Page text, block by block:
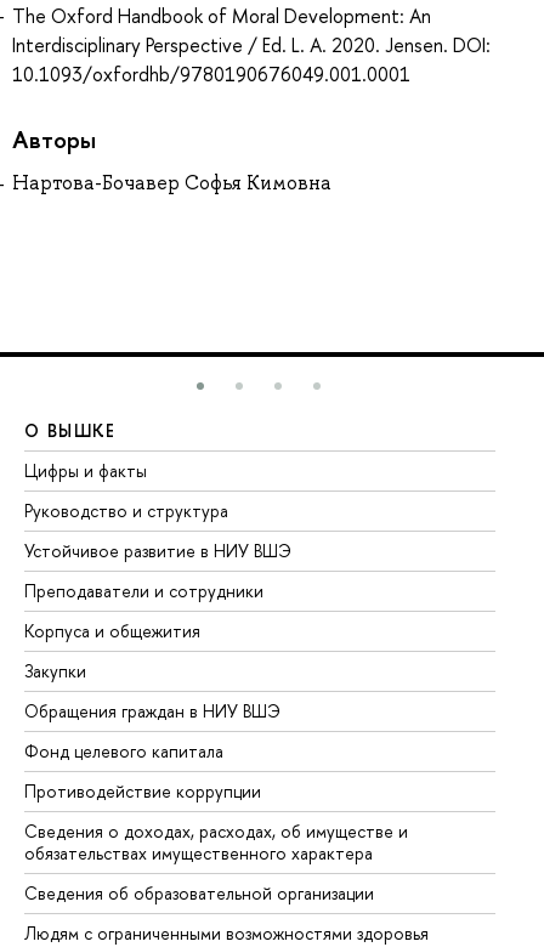
The Oxford Handbook of Moral Development: An
Interdisciplinary Perspective / Ed. L. A. 2020. Jensen. DOI:
10.1093/oxfordhb/9780190676049.001.0001
Авторы
Нартова-Бочавер Софья Кимовна
О ВЫШКЕ
Цифры и факты
Руководство и структура
Устойчивое развитие в НИУ ВШЭ
Преподаватели и сотрудники
Корпуса и общежития
Закупки
Обращения граждан в НИУ ВШЭ
Фонд целевого капитала
Противодействие коррупции
Сведения о доходах, расходах, об имуществе и
обязательствах имущественного характера
Сведения об образовательной организации
Людям с ограниченными возможностями здоровья